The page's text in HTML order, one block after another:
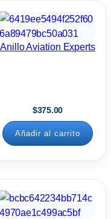
Anillo Aviation Experts
$375.00
Añadir al carrito